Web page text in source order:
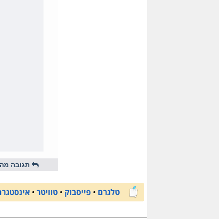
תגובה
טלגרם • פייסבוק • טוויטר •